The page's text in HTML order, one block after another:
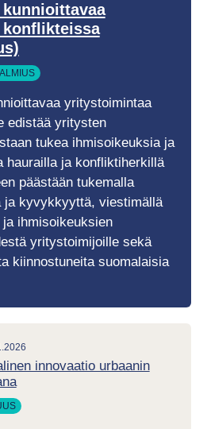
yritystoimintaa
edistää yritysten
tukea ihmisoikeuksia ja
haurailla ja konfliktiherkillä
päästään tukemalla
ja kyvykkyyttä, viestimällä
ihmisoikeuksien
yritystoimijoille sekä
kiinnostuneita suomalaisia
innovaatio urbaanin